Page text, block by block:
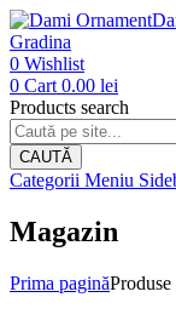
Gradina
0 Wishlist
0 Cart 0.00 lei
Products search
CAUTĂ
Categorii Meniu
Magazin
Prima pagină